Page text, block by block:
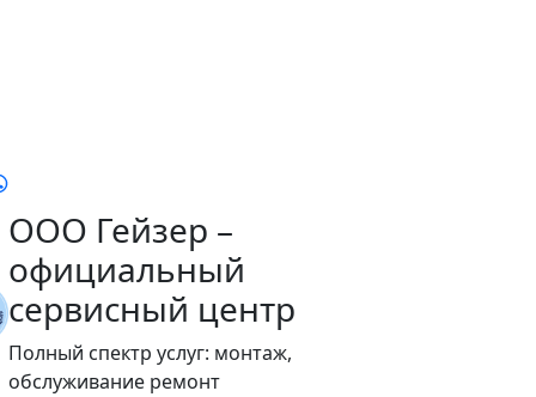
ООО Гейзер –
официальный
сервисный центр
Полный спектр услуг: монтаж,
обслуживание ремонт